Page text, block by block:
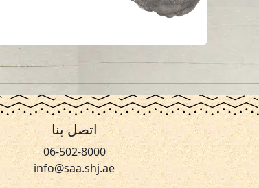
اتصل بنا
06-502-8000
info@saa.shj.ae